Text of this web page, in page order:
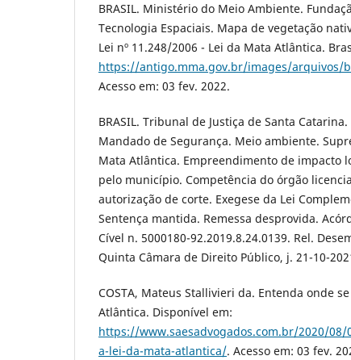
BRASIL. Ministério do Meio Ambiente.
Tecnologia Espaciais. Mapa de vegetação
Lei nº 11.248/2006 - Lei da Mata Atlântica.
https://antigo.mma.gov.br/images/arquivos/
Acesso em: 03 fev. 2022.
BRASIL. Tribunal de Justiça de Santa
Mandado de Segurança. Meio ambiente.
Mata Atlântica. Empreendimento de impacto
pelo município. Competência do órgão
autorização de corte. Exegese da Lei
Sentença mantida. Remessa desprovida.
Cível n. 5000180-92.2019.8.24.0139. Rel.
Quinta Câmara de Direito Público, j. 21-10-
COSTA, Mateus Stallivieri da. Entenda onde
Atlântica. Disponível em:
https://www.saesadvogados.com.br/2020/
a-lei-da-mata-atlantica/. Acesso em: 03 fev.